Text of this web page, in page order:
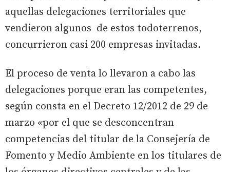
aquellas delegaciones territoriales que
vendieron algunos de estos todoterrenos,
concurrieron casi 200 empresas invitadas.
El proceso de venta lo llevaron a cabo las
delegaciones porque eran las competentes,
según consta en el Decreto 12/2012 de 29 de
marzo «por el que se desconcentran
competencias del titular de la Consejería de
Fomento y Medio Ambiente en los titulares de